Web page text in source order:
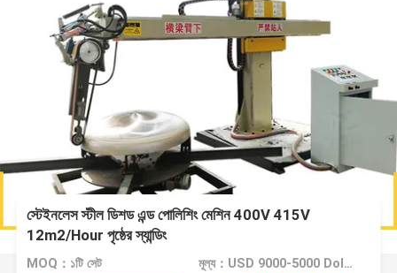
স্টেইনলেস স্টীল ডিশড এন্ড পোলিশিং মেশিন 400V 415V
12m2/Hour পৃষ্ঠের স্যান্ডিং
MOQ：১টি সেট মূল্য：USD 9000-5000 Dollar per set